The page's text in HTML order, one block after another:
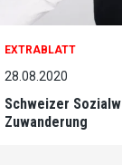
EXTRABLATT
28.08.2020
Schweizer
Zuwanderung